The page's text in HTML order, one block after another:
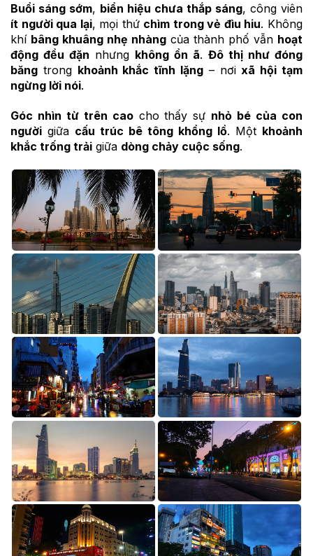
Buổi sáng sớm, biển hiệu chưa thắp sáng, công viên
ít người qua lại, mọi thứ chìm trong vẻ đìu hiu. Không
khí bâng khuâng nhẹ nhàng của thành phố vẫn hoạt
động đều đặn nhưng không ồn ã. Đô thị như đóng
băng trong khoảnh khắc tĩnh lặng – nơi xã hội tạm
ngừng lời nói.
Góc nhìn từ trên caocho thấy sự nhỏ bé của con
người giữa cấu trúc bê tông khổng lồ. Một khoảnh
khắc trống trải giữa dòng chảy cuộc sống.